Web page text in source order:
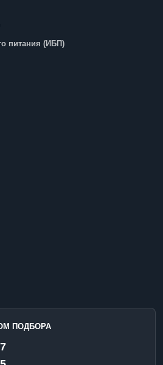
питания (ИБП)
ПОДБОРА